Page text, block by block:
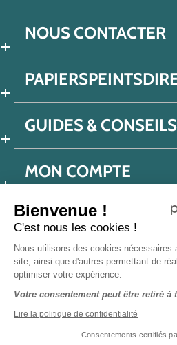
Bienvenue !
C'est nous les cookies !
Nous utilisons des cookies nécessaires
site, ainsi que d'autres permettant de
optimiser votre expérience.
Votre consentement peut être retiré à
Lire la politique de confidentialité
Consentements certifiés
NOUS CONTACTER
GUIDES & CONSEILS
MON COMPTE
Politique de confidentialité
Protection données
Déclaration d'accessibilité